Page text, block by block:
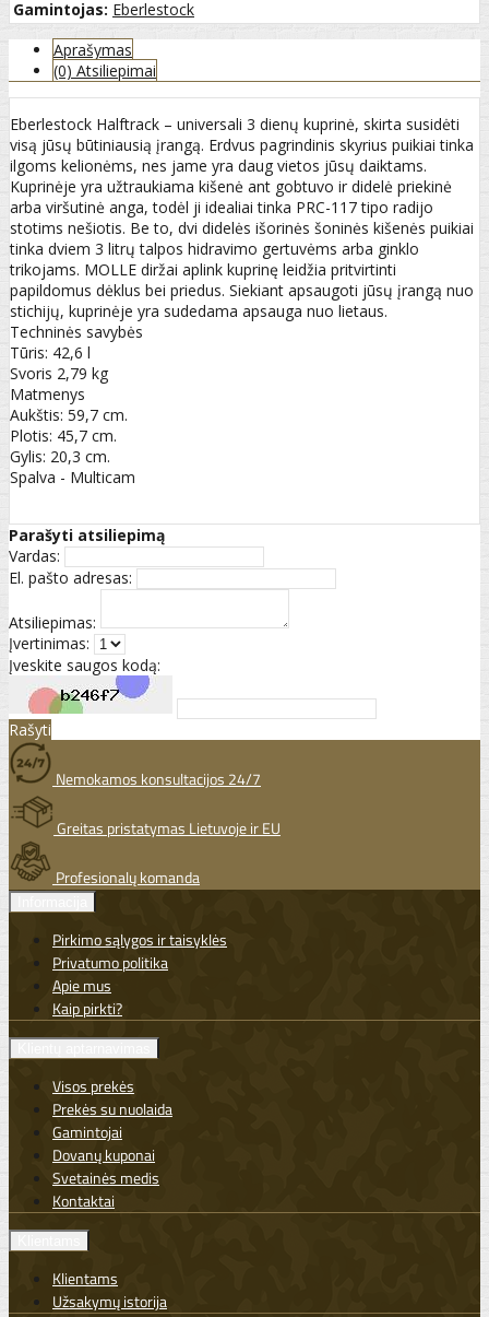
Gamintojas: Eberlestock
Aprašymas
(0) Atsiliepimai
Eberlestock Halftrack – universali 3 dienų kuprinė, skirta susidėti
visą jūsų būtiniausią įrangą. Erdvus pagrindinis skyrius puikiai tinka
ilgoms kelionėms, nes jame yra daug vietos jūsų daiktams.
Kuprinėje yra užtraukiama kišenė ant gobtuvo ir didelė priekinė
arba viršutinė anga, todėl ji idealiai tinka PRC-117 tipo radijo
stotims nešiotis. Be to, dvi didelės išorinės šoninės kišenės puikiai
tinka dviem 3 litrų talpos hidravimo gertuvėms arba ginklo
trikojams. MOLLE diržai aplink kuprinę leidžia pritvirtinti
papildomus dėklus bei priedus. Siekiant apsaugoti jūsų įrangą nuo
stichijų, kuprinėje yra sudedama apsauga nuo lietaus.
Techninės savybės
Tūris: 42,6 l
Svoris 2,79 kg
Matmenys
Aukštis: 59,7 cm.
Plotis: 45,7 cm.
Gylis: 20,3 cm.
Spalva - Multicam
Parašyti atsiliepimą
Vardas:
El. pašto adresas:
Atsiliepimas:
Įvertinimas:
Įveskite saugos kodą:
Rašyti
Nemokamos konsultacijos 24/7
Greitas pristatymas Lietuvoje ir EU
Profesionalų komanda
Pirkimo sąlygos ir taisyklės
Privatumo politika
Apie mus
Kaip pirkti?
Visos prekės
Prekės su nuolaida
Gamintojai
Dovanų kuponai
Svetainės medis
Kontaktai
Klientams
Užsakymų istorija